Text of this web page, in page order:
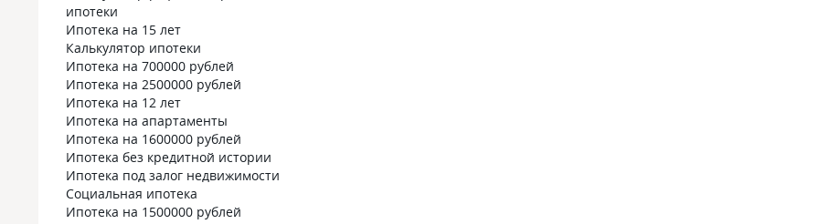
ипотеки
Ипотека на 15 лет
Калькулятор ипотеки
Ипотека на 700000 рублей
Ипотека на 2500000 рублей
Ипотека на 12 лет
Ипотека на апартаменты
Ипотека на 1600000 рублей
Ипотека без кредитной истории
Ипотека под залог недвижимости
Социальная ипотека
Ипотека на 1500000 рублей